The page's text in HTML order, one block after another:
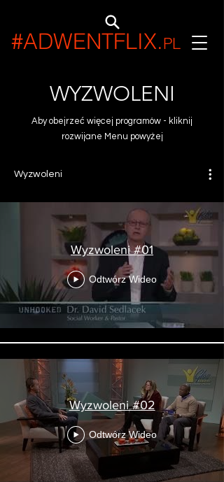
#ADWENTFLIX.PL
WYZWOLENI
Aby obejrzeć więcej programów - kliknij
rozwijane Menu powyżej
Wyzwoleni
Wyzwoleni #01
Odtwórz Wideo
Wyzwoleni #02
Odtwórz Wideo